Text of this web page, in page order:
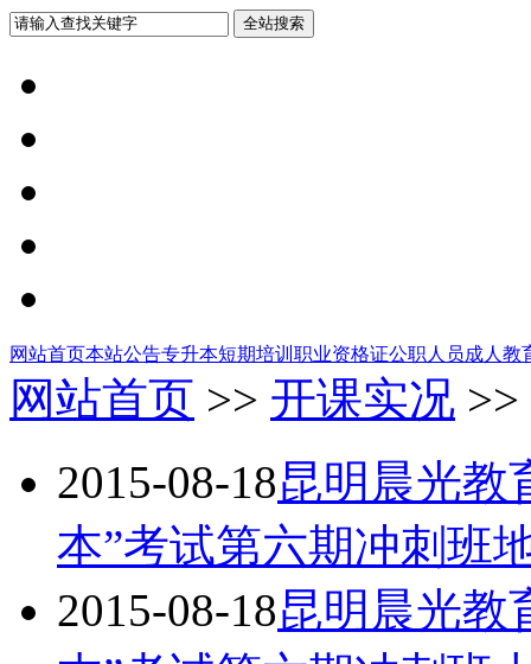
网站首页本站公告专升本短期培训 职业资格证公职人员成人教
网站首页 >> 开课实况 >>
2015-08-18昆明晨光教
本”考试第六期冲刺班
2015-08-18昆明晨光教